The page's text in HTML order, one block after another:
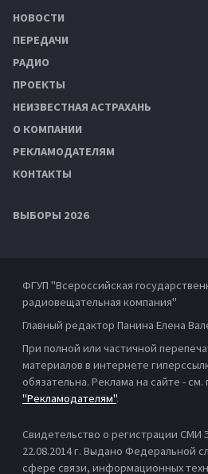
НОВОСТИ
ПЕРЕДАЧИ
РАДИО
ПРОЕКТЫ
НЕИЗВЕСТНАЯ АСТРАХАНЬ
О КОМПАНИИ
РЕКЛАМОДАТЕЛЯМ
КОНТАКТЫ
ВЫБОРЫ 2026
ФГУП "Всероссийская
радиовещательная компания"
Главный редактор Панина Елена
При полной или частичной
материалов в интернете
обязательна. Реклама на сайте - см.
"Рекламодателям".
Свидетельство о регистрации СМИ
22.08.2014 г. Выдано Федеральной
сфере связи, информационных